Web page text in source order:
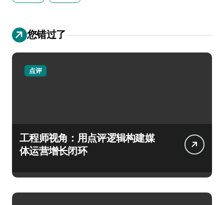
您错过了
点评
工程师视角：用点评逻辑构建媒
体运营增长闭环